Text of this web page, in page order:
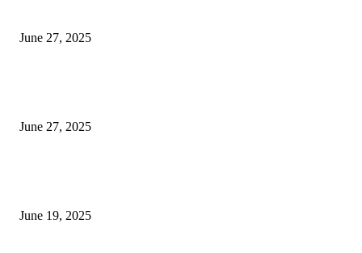
June 27, 2025
June 27, 2025
June 19, 2025